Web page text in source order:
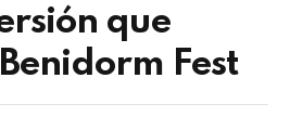
que
Fest